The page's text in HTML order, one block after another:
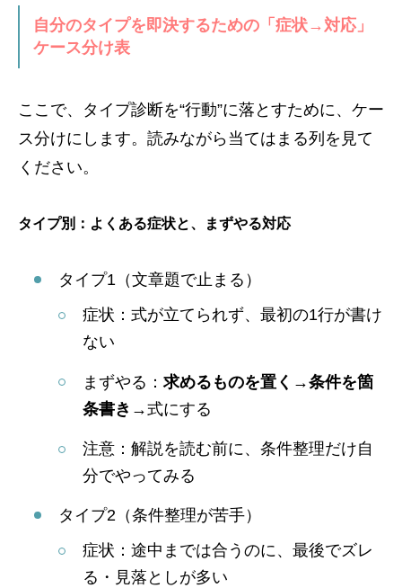
自分のタイプを即決するための「症状→対応」
ケース分け表
ここで、タイプ診断を“行動”に落とすために、ケー
ス分けにします。読みながら当てはまる列を見て
ください。
タイプ別：よくある症状と、まずやる対応
タイプ1（文章題で止まる）
症状：式が立てられず、最初の1行が書け
ない
まずやる： 求めるものを置く→条件を箇
条書き →式にする
注意：解説を読む前に、条件整理だけ自
分でやってみる
タイプ2（条件整理が苦手）
症状：途中までは合うのに、最後でズレ
る・見落としが多い